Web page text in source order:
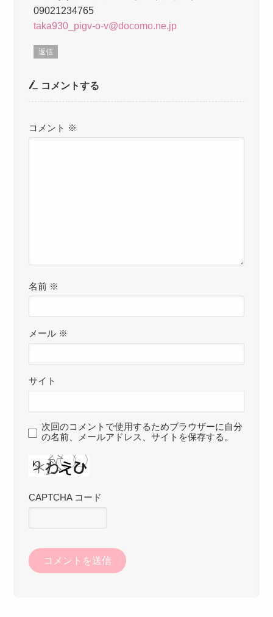
09021234765
taka930_pigv-o-v@docomo.ne.jp
返信
コメントする
コメント ※
名前 ※
メール ※
サイト
次回のコメントで使用するためブラウザーに自分
の名前、メールアドレス、サイトを保存する。
CAPTCHA コード